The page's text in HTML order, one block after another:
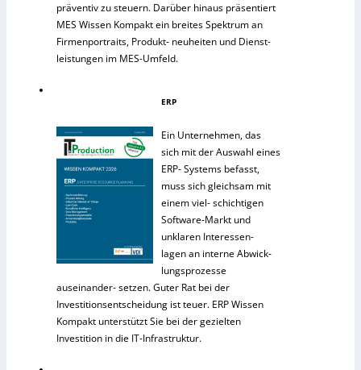
präventiv zu steuern. Darüber hinaus präsentiert
MES Wissen Kompakt ein breites Spektrum an
Firmenportraits, Produkt- neuheiten und Dienst-
leistungen im MES-Umfeld.
ERP
Ein Unternehmen, das
sich mit der Auswahl eines
ERP- Systems befasst,
muss sich gleichsam mit
einem viel- schichtigen
Software-Markt und
unklaren Interessen-
lagen an interne Abwick-
lungsprozesse
auseinander- setzen. Guter Rat bei der
Investitionsentscheidung ist teuer. ERP Wissen
Kompakt unterstützt Sie bei der gezielten
Investition in die IT-Infrastruktur.